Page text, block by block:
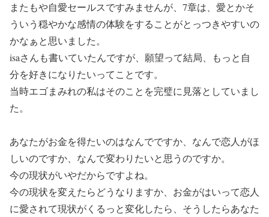
またもや自愛セールスですみませんが、7章は、愛とかそ
ういう穏やかな感情の体験をすることがとっつきやすいの
かなぁと思いました。
isaさんも書いていたんですが、願望って結局、もっと自
分を好きになりたいってことです。
当時エゴまみれの私はそのことを完璧に見落としていまし
た。
あなたがお金を得たいのはなんでですか、なんで恋人がほ
しいのですか、なんで変わりたいと思うのですか。
今の現状がいやだからですよね。
今の現状を変えたらどうなりますか、お金がはいって恋人
に愛されて現状がくるっと変化したら、そうしたらあなた